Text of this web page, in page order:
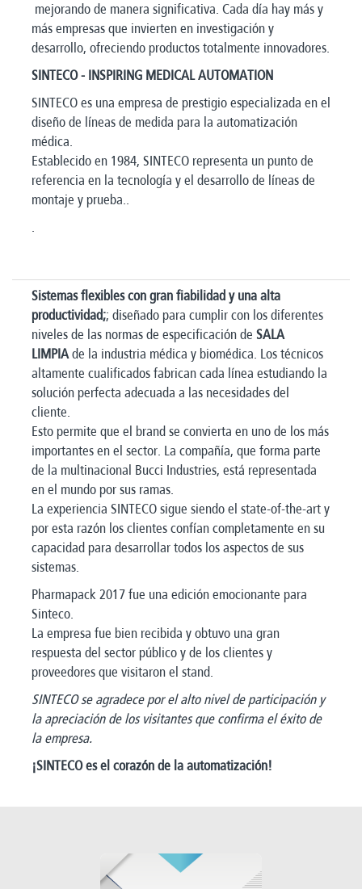
mejorando de manera significativa. Cada día hay más y
más empresas que invierten en investigación y
desarrollo, ofreciendo productos totalmente innovadores.
SINTECO - INSPIRING MEDICAL AUTOMATION
SINTECO es una empresa de prestigio especializada en el
diseño de líneas de medida para la automatización
médica.
Establecido en 1984, SINTECO representa un punto de
referencia en la tecnología y el desarrollo de líneas de
montaje y prueba..
Sistemas flexibles con gran fiabilidad y una alta
productividad;; diseñado para cumplir con los diferentes
niveles de las normas de especificación de SALA
LIMPIA de la industria médica y biomédica. Los técnicos
altamente cualificados fabrican cada línea estudiando la
solución perfecta adecuada a las necesidades del
cliente.
Esto permite que el brand se convierta en uno de los más
importantes en el sector. La compañía, que forma parte
de la multinacional Bucci Industries, está representada
en el mundo por sus ramas.
La experiencia SINTECO sigue siendo el state-of-the-art y
por esta razón los clientes confían completamente en su
capacidad para desarrollar todos los aspectos de sus
sistemas.
Pharmapack 2017 fue una edición emocionante para
Sinteco.
La empresa fue bien recibida y obtuvo una gran
respuesta del sector público y de los clientes y
proveedores que visitaron el stand.
SINTECO se agradece por el alto nivel de participación y
la apreciación de los visitantes que confirma el éxito de
la empresa.
¡SINTECO es el corazón de la automatización!